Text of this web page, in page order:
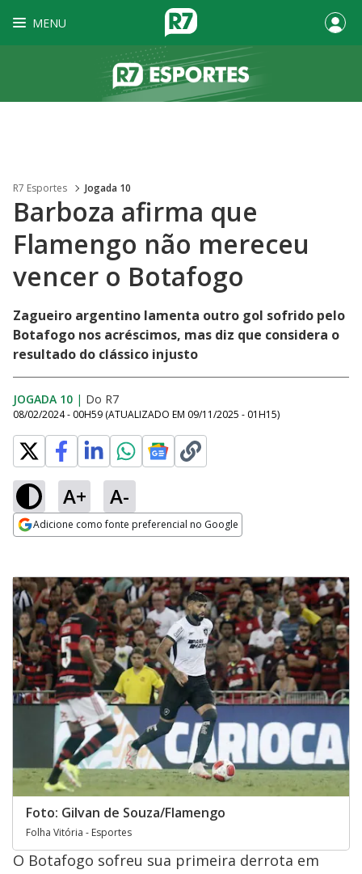
MENU
R7 Esportes Jogada 10
Barboza afirma que
Flamengo não mereceu
vencer o Botafogo
Zagueiro argentino lamenta outro gol sofrido pelo
Botafogo nos acréscimos, mas diz que considera o
resultado do clássico injusto
JOGADA 10 | Do R7
08/02/2024 - 00H59 (ATUALIZADO EM 09/11/2025 - 01H15)
A+ A-
Adicione como fonte preferencial no Google
Foto: Gilvan de Souza/Flamengo
Folha Vitória - Esportes
O Botafogo sofreu sua primeira derrota em